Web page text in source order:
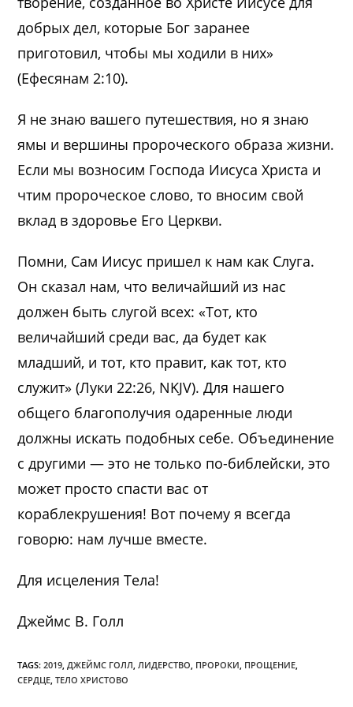
добрых дел, которые Бог заранее
приготовил, чтобы мы ходили в них»
(Ефесянам 2:10).
Я не знаю вашего путешествия, но я знаю
ямы и вершины пророческого образа жизни.
Если мы возносим Господа Иисуса Христа и
чтим пророческое слово, то вносим свой
вклад в здоровье Его Церкви.
Помни, Сам Иисус пришел к нам как Слуга.
Он сказал нам, что величайший из нас
должен быть слугой всех: «Тот, кто
величайший среди вас, да будет как
младший, и тот, кто правит, как тот, кто
служит» (Луки 22:26, NKJV). Для нашего
общего благополучия одаренные люди
должны искать подобных себе. Объединение
с другими — это не только по-библейски, это
может просто спасти вас от
кораблекрушения! Вот почему я всегда
говорю: нам лучше вместе.
Для исцеления Тела!
Джеймс В. Голл
TAGS:2019, ДЖЕЙМС ГОЛЛ, ЛИДЕРСТВО, ПРОРОКИ, ПРОЩЕНИЕ,
СЕРДЦЕ, ТЕЛО ХРИСТОВО